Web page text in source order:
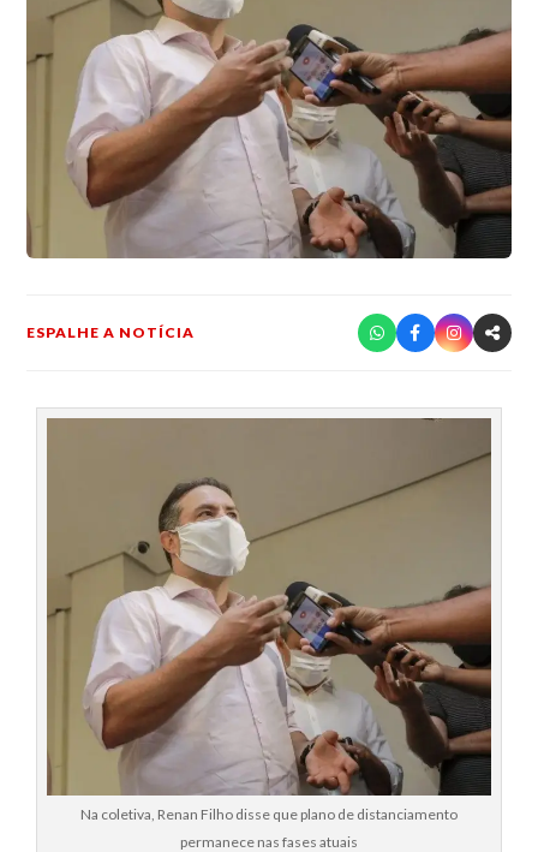
ESPALHE A NOTÍCIA
Na coletiva, Renan Filho disse que plano de distanciamento
permanece nas fases atuais